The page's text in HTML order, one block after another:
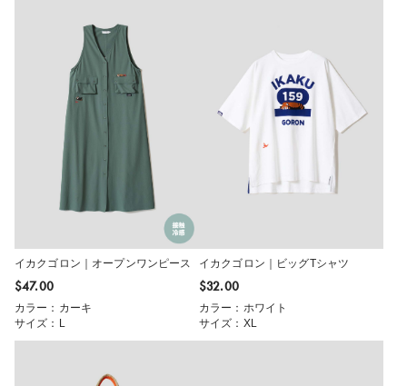
イカクゴロン｜オープンワンピース
$‌47.00
カラー：カーキ
サイズ：L
イカクゴロン｜ビッグTシャツ
$‌32.00
カラー：ホワイト
サイズ：XL